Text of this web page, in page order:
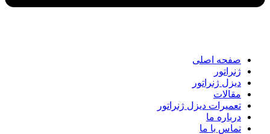
صفحه اصلی
ژنراتور
دیزل ژنراتور
مقالات
تعمیرات دیزل ژنراتور
درباره ما
تماس با ما